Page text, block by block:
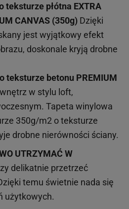
teksturze płótna EXTRA
CANVAS (350g) Dzięki
jest wyjątkowy efekt
doskonale kryją drobne
teksturze betonu PREMIUM
w stylu loft,
Tapeta winylowa
350g/m2 o teksturze
drobne nierówności ściany.
UTRZYMAĆ W
delikatnie przetrzeć
temu świetnie nada się
użytkowych.